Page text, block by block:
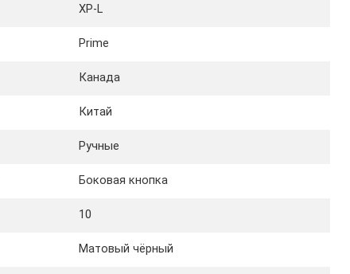
XP-L
Prime
Канада
Китай
Ручные
Боковая кнопка
10
Матовый чёрный